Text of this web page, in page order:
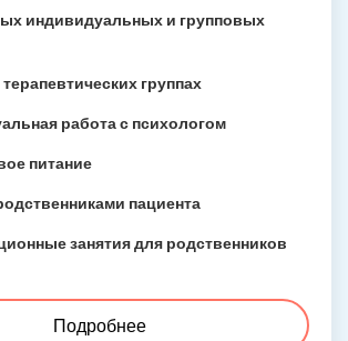
индивидуальных и групповых
группах
работа с психологом
питание
пациента
занятия для родственников
Подробнее